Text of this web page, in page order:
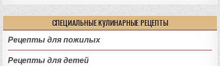
СПЕЦИАЛЬНЫЕ КУЛИНАРНЫЕ РЕЦЕПТЫ
Рецепты для пожилых
Рецепты для детей